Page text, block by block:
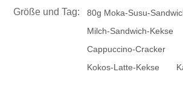
Größe und Tag:
80g Moka-Susu-
Milch-Sandwich-Kekse
Cappuccino-Cracker
Kokos-Latte-Kekse